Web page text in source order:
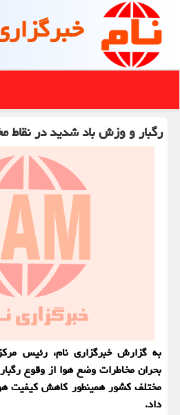
رگبار و وزش باد شدید در نقاط
به گزارش خبرگزاری نام، رئیس
بحران مخاطرات وضع هوا از وقوع
مختلف کشور همینطور کاهش کیفیت
داد.